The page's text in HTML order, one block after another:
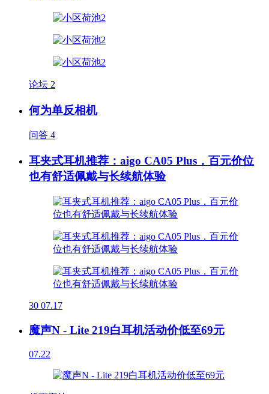
论坛 2
何为单反相机
问答 4
耳夹式耳机推荐：aigo CA05 Plus，百元价位
也有舒适佩戴与长续航体验
30 07.17
魔声N - Lite 219白耳机活动价低至69元
07.22